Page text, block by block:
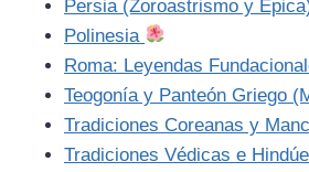
Persia (Zoroastrismo y
Polinesia
Roma: Leyendas
Teogonía y Panteón Griego
Tradiciones Coreanas y
Tradiciones Védicas e